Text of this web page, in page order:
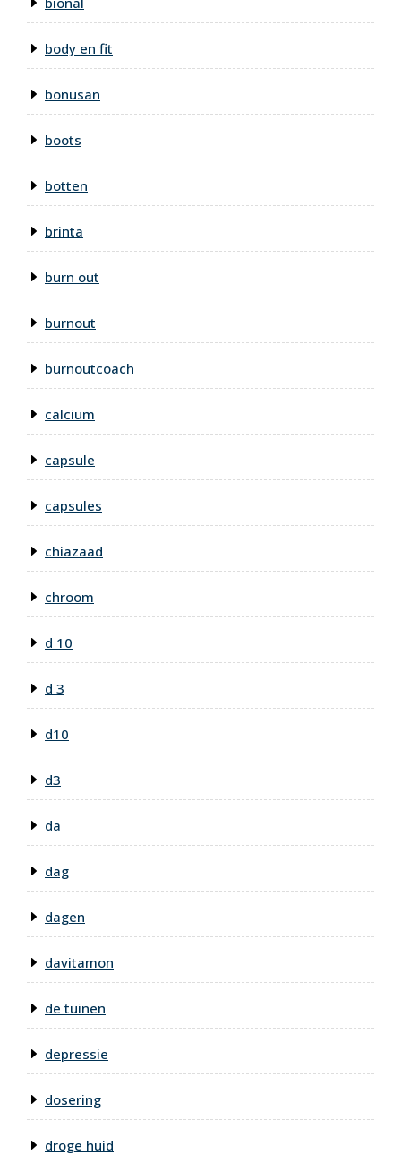
body en fit
bonusan
boots
botten
brinta
burn out
burnout
burnoutcoach
calcium
capsule
capsules
chiazaad
chroom
d 10
d 3
d10
d3
da
dag
dagen
davitamon
de tuinen
depressie
dosering
droge huid